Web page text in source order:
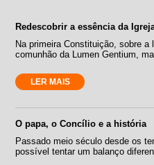
Redescobrir a essência da
Na primeira Constituição, sobre
comunhão da Lumen Gentium,
LER MAIS
O papa, o Concílio e a história
Passado meio século desde os
possível tentar um balanço